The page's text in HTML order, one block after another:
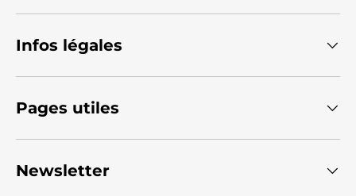
Infos légales
Pages utiles
Newsletter